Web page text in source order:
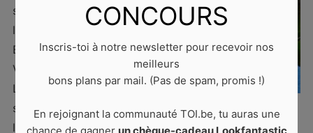
snorkeling :
le Nanda
Blue Hole au
Vanuatu.
L’eau est
super
limpide et on peut y voir de magnifiques poissons
CONCOURS
Inscris-toi à notre newsletter pour recevoir nos
meilleurs
bons plans par mail. (Pas de spam, promis !)
En rejoignant la communauté TOI.be, tu auras une